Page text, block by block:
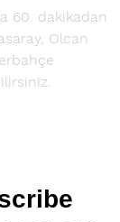
60. dakikadan
Olcan
yan ağlarda
serbest vuruşta